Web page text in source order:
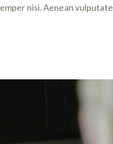
nisi. Aenean vulputate